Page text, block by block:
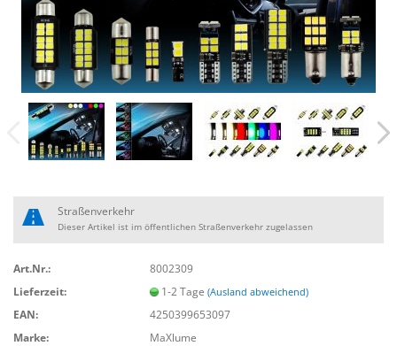
Art.Nr.:
8002309
Lieferzeit:
1-2 Tage(Ausland abweichend)
EAN:
4250399653097
Marke:
MaXlume
Straßenverkehr
Dieser Artikel ist im öffentlichen Straßenverkehr zugelassen